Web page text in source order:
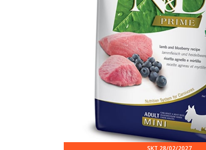
SKT 28/02/2027